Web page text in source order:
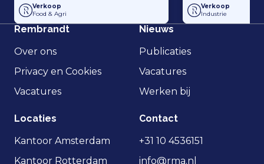
Hakvoort en Nobel Capital Partners hebben een strategisch
Verkoop
Food & Agri
Management Buy-
Verkoop
Industrie
Rembrandt
Over ons
Privacy en Cookies
Vacatures
Nieuws
Publicaties
Vacatures
Werken bij
Locaties
Kantoor Amsterdam
Kantoor Rotterdam
Contact
+31 10 4536151
info@rma.nl